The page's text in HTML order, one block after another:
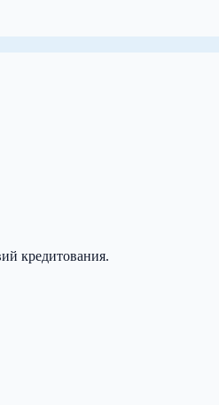
кредитования.